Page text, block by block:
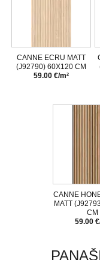
CANNE ECRU MATT
(J92790) 60X120 CM
59.00 €/m²
CANNE
MATT
CM
59.00